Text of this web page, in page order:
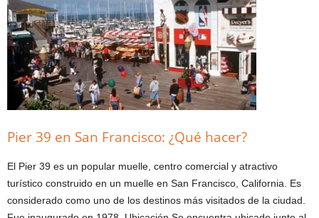
Pier 39 en San Francisco: ¿Qué hacer?
El Pier 39 es un popular muelle, centro comercial y atractivo
turístico construido en un muelle en San Francisco, California. Es
considerado como uno de los destinos más visitados de la ciudad.